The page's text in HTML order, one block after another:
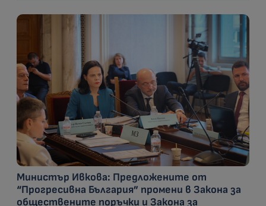
Министър Ивкова: Предложените от
“Прогресивна България” промени в Закона за
обществените поръчки и Закона за